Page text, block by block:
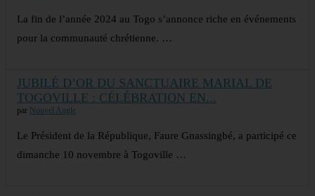
La fin de l’année 2024 au Togo s’annonce riche en événements
pour la communauté chrétienne. …
JUBILÉ D’OR DU SANCTUAIRE MARIAL DE
TOGOVILLE : CÉLÉBRATION EN...
par Nouvel Angle
Le Président de la République, Faure Gnassingbé, a participé ce
dimanche 10 novembre à Togoville …